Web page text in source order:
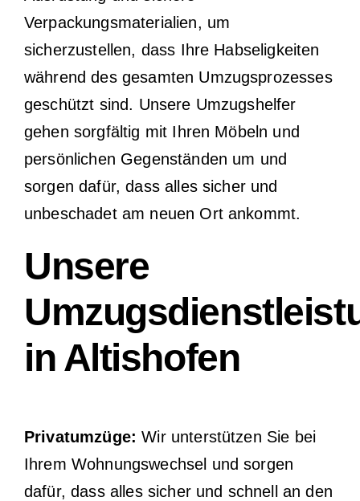
Verpackungsmaterialien, um
sicherzustellen, dass Ihre Habseligkeiten
während des gesamten Umzugsprozesses
geschützt sind. Unsere Umzugshelfer
gehen sorgfältig mit Ihren Möbeln und
persönlichen Gegenständen um und
sorgen dafür, dass alles sicher und
unbeschadet am neuen Ort ankommt.
Unsere
in Altishofen
Privatumzüge: Wir unterstützen Sie bei
Ihrem Wohnungswechsel und sorgen
dafür, dass alles sicher und schnell an den